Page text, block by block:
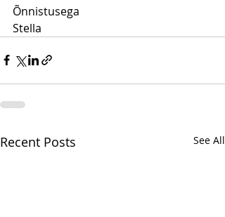
Õnnistusega
Stella
Recent Posts See All